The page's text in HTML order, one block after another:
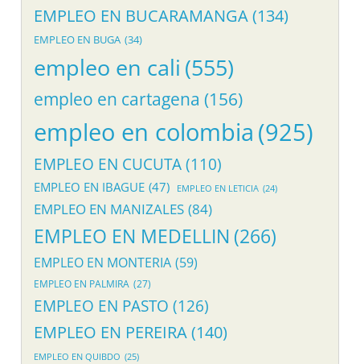
EMPLEO EN BUCARAMANGA(134)
EMPLEO EN BUGA (34)
empleo en cali (555)
empleo en cartagena (156)
empleo en colombia (925)
EMPLEO EN CUCUTA (110)
EMPLEO EN IBAGUE (47) EMPLEO EN LETICIA (24)
EMPLEO EN MANIZALES (84)
EMPLEO EN MEDELLIN (266)
EMPLEO EN MONTERIA (59)
EMPLEO EN PALMIRA (27)
EMPLEO EN PASTO (126)
EMPLEO EN PEREIRA(140)
EMPLEO EN QUIBDO (25)